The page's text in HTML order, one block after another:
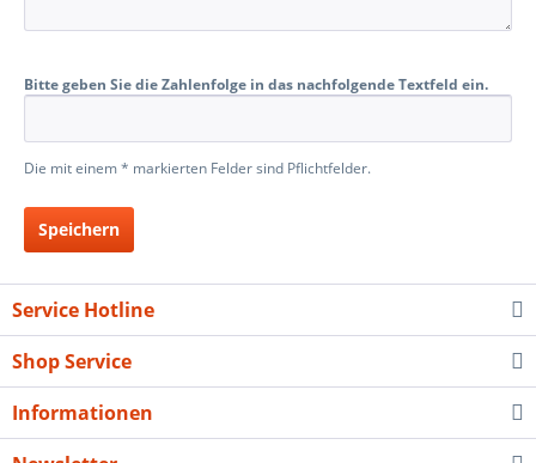
Bitte geben Sie die Zahlenfolge in das nachfolgende Textfeld ein.
Die mit einem * markierten Felder sind Pflichtfelder.
Speichern
Service Hotline
Shop Service
Informationen